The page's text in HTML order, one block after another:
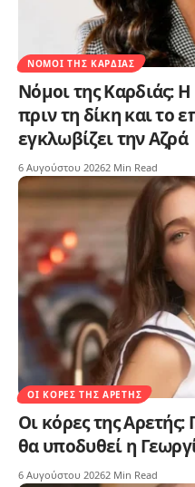
ΝΌΜΟΙ ΤΗΣ ΚΑΡΔΙΆΣ
Νόμοι της Καρδιάς:
πριν τη δίκη και το
εγκλωβίζει την Αζρά
6 Αυγούστου 20262 Min Read
ΟΙ ΚΌΡΕΣ ΤΗΣ ΑΡΕΤΉΣ
Οι κόρες της Αρετής:
θα υποδυθεί η
6 Αυγούστου 20262 Min Read